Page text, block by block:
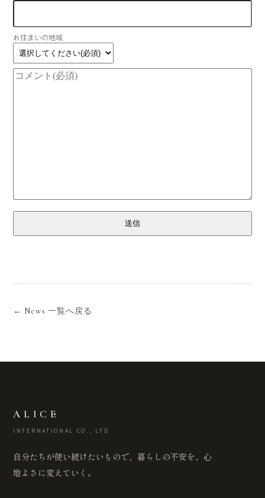
お住まいの地域
送信
← News 一覧へ戻る
ALICE
INTERNATIONAL CO., LTD
自分たちが使い続けたいもので、暮らしの不安を、心
地よさに変えていく。